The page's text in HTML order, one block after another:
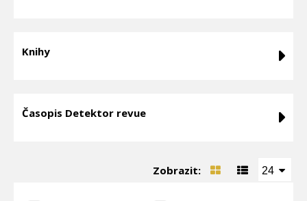
Knihy
Časopis Detektor revue
Zobrazit: 24